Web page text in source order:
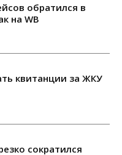
обратился в
на WB
квитанции за ЖКУ
сократился